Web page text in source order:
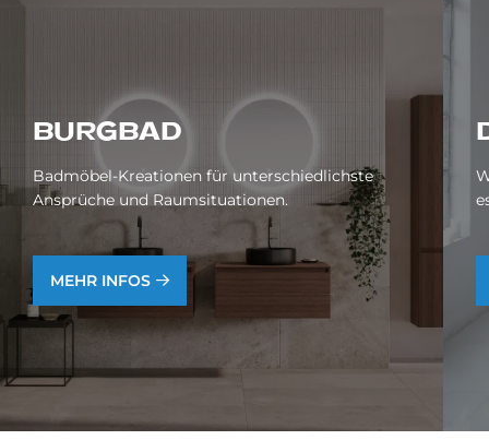
BURG­BAD
Badmöbel-Kreationen für unterschiedlichste
Ansprüche und Raumsituationen.
MEHR INFOS